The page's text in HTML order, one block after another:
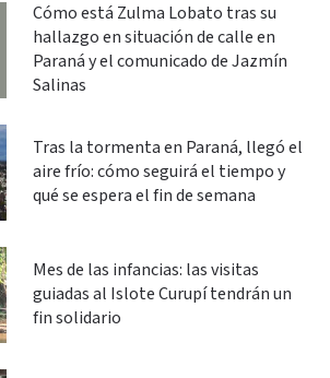
Cómo está Zulma Lobato tras su
hallazgo en situación de calle en
Paraná y el comunicado de Jazmín
Salinas
Tras la tormenta en Paraná, llegó el
aire frío: cómo seguirá el tiempo y
qué se espera el fin de semana
Mes de las infancias: las visitas
guiadas al Islote Curupí tendrán un
fin solidario